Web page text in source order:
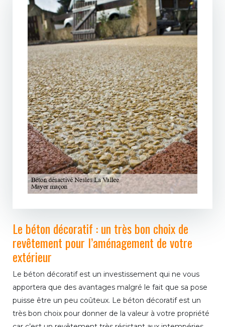
Le béton décoratif : un très bon choix de
revêtement pour l’aménagement de votre
extérieur
Le béton décoratif est un investissement qui ne vous
apportera que des avantages malgré le fait que sa pose
puisse être un peu coûteux. Le béton décoratif est un
très bon choix pour donner de la valeur à votre propriété